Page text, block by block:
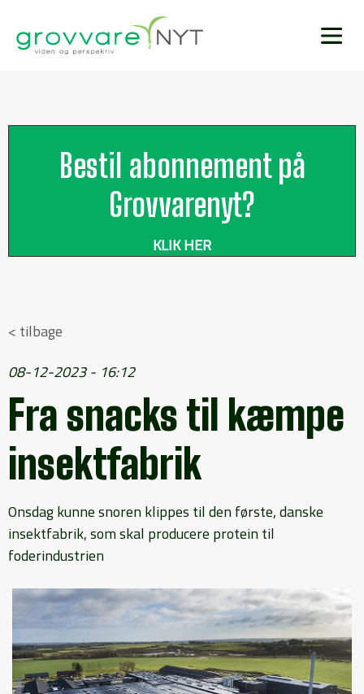
Bestil abonnement på
Grovvarenyt?
KLIK HER
< tilbage
08-12-2023 - 16:12
Fra snacks til kæmpe
insektfabrik
Onsdag kunne snoren klippes til den første, danske
insektfabrik, som skal producere protein til
foderindustrien